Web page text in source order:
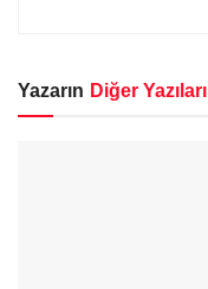
Yazarın Diğer Yazıları